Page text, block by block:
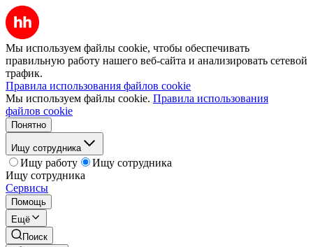
Мы используем файлы cookie, чтобы обеспечивать
правильную работу нашего веб-сайта и анализировать сетевой
трафик.
Правила использования файлов cookie
Мы используем файлы cookie. Правила использования
файлов cookie
Понятно
Ищу сотрудника
Ищу работу
Ищу сотрудника
Ищу сотрудника
Сервисы
Помощь
Ещё
Поиск